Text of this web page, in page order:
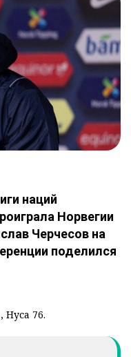
наций
Норвегии
Черчесов на
поделился
Нуса 76.